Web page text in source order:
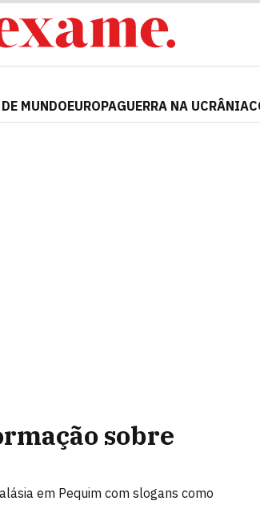
MUNDOEUROPAGUERRA NA UCRÂNIA
sobre
em Pequim com slogans como